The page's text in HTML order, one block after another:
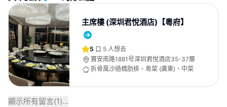
主席樓 (深圳君悅酒店)【粵府】
5 5 人想去
寶安南路1881号深圳君悅酒店35-37層
拆骨風沙過橋肋排、粵菜 (廣東)、中菜
顯示所有留言(1)...